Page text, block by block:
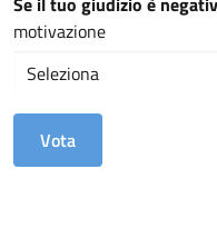
motivazione